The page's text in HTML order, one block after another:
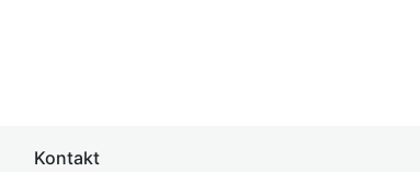
Kontakt